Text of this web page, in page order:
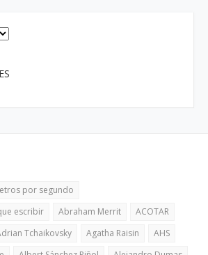
por segundo
escribir
Abraham Merrit
ACOTAR
Tchaikovsky Agatha Raisin
AHS